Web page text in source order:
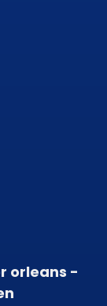
orleans -